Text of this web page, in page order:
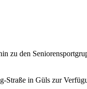
zu den
Straße in Güls zur